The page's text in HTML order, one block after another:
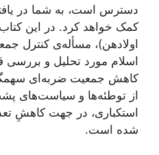
دسترس است، به شما در
کمک خواهد کرد. در این کتاب
اولادهن)، مسأله‌ی کنترل
اسلام مورد تحلیل و بررسی
کاهش جمعیت ضربه‌ای
از توطئه‌ها و سیاست‌های
استکباری، در جهت کاهشِ
شده است.